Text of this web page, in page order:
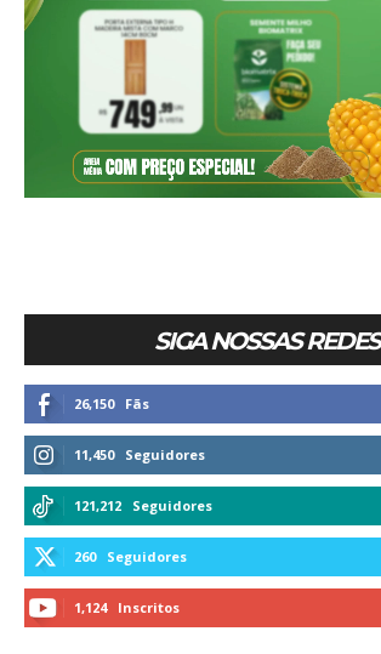
SIGA NOSSAS REDES
26,150 Fãs
11,450 Seguidores
121,212 Seguidores
260 Seguidores
1,124 Inscritos